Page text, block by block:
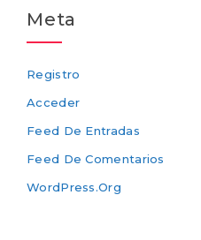
Meta
Registro
Acceder
Feed De Entradas
Feed De Comentarios
WordPress.org